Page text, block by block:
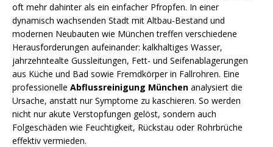
oft mehr dahinter als ein einfacher Pfropfen. In einer
dynamisch wachsenden Stadt mit Altbau-Bestand und
modernen Neubauten wie München treffen verschiedene
Herausforderungen aufeinander: kalkhaltiges Wasser,
jahrzehntealte Gussleitungen, Fett- und Seifenablagerungen
aus Küche und Bad sowie Fremdkörper in Fallrohren. Eine
professionelle Abflussreinigung München analysiert die
Ursache, anstatt nur Symptome zu kaschieren. So werden
nicht nur akute Verstopfungen gelöst, sondern auch
Folgeschäden wie Feuchtigkeit, Rückstau oder Rohrbrüche
effektiv vermieden.